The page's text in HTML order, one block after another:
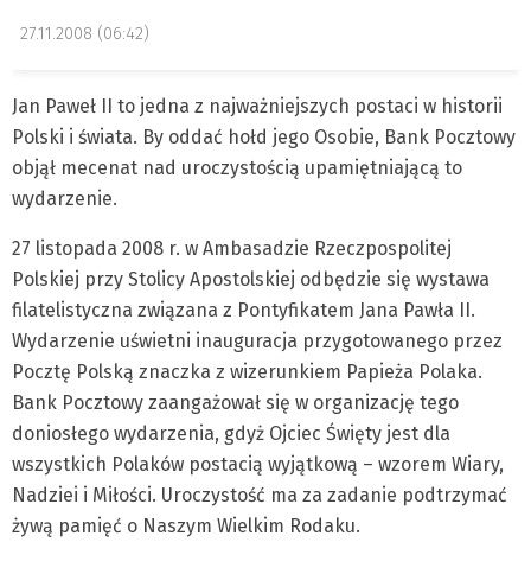
27.11.2008 (06:42)
Jan Paweł II to jedna z najważniejszych postaci w historii
Polski i świata. By oddać hołd jego Osobie, Bank Pocztowy
objął mecenat nad uroczystością upamiętniającą to
wydarzenie.
27 listopada 2008 r. w Ambasadzie Rzeczpospolitej
Polskiej przy Stolicy Apostolskiej odbędzie się wystawa
filatelistyczna związana z Pontyfikatem Jana Pawła II.
Wydarzenie uświetni inauguracja przygotowanego przez
Pocztę Polską znaczka z wizerunkiem Papieża Polaka.
Bank Pocztowy zaangażował się w organizację tego
doniosłego wydarzenia, gdyż Ojciec Święty jest dla
wszystkich Polaków postacią wyjątkową – wzorem Wiary,
Nadziei i Miłości. Uroczystość ma za zadanie podtrzymać
żywą pamięć o Naszym Wielkim Rodaku.